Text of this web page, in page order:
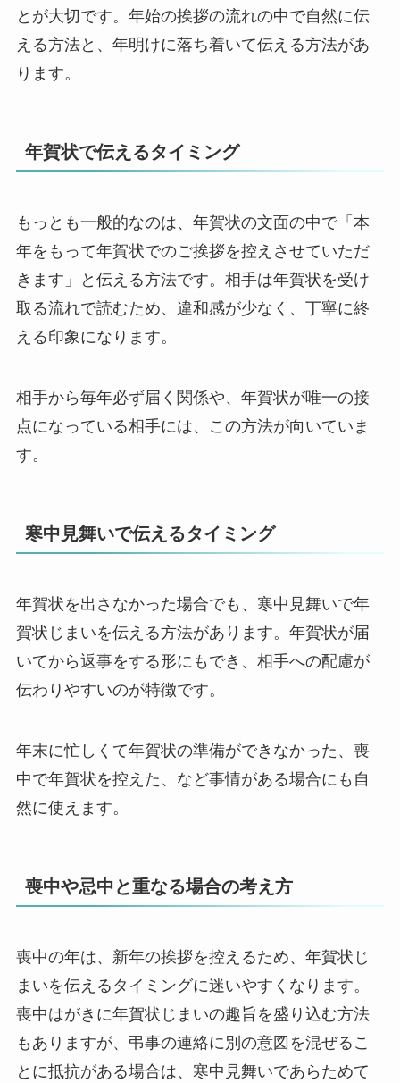
とが大切です。年始の挨拶の流れの中で自然に伝
える方法と、年明けに落ち着いて伝える方法があ
ります。
年賀状で伝えるタイミング
もっとも一般的なのは、年賀状の文面の中で「本
年をもって年賀状でのご挨拶を控えさせていただ
きます」と伝える方法です。相手は年賀状を受け
取る流れで読むため、違和感が少なく、丁寧に終
える印象になります。
相手から毎年必ず届く関係や、年賀状が唯一の接
点になっている相手には、この方法が向いていま
す。
寒中見舞いで伝えるタイミング
年賀状を出さなかった場合でも、寒中見舞いで年
賀状じまいを伝える方法があります。年賀状が届
いてから返事をする形にもでき、相手への配慮が
伝わりやすいのが特徴です。
年末に忙しくて年賀状の準備ができなかった、喪
中で年賀状を控えた、など事情がある場合にも自
然に使えます。
喪中や忌中と重なる場合の考え方
喪中の年は、新年の挨拶を控えるため、年賀状じ
まいを伝えるタイミングに迷いやすくなります。
喪中はがきに年賀状じまいの趣旨を盛り込む方法
もありますが、弔事の連絡に別の意図を混ぜるこ
とに抵抗がある場合は、寒中見舞いであらためて